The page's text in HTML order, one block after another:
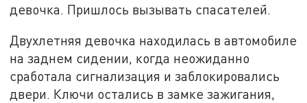
девочка. Пришлось вызывать спасателей.
Двухлетняя девочка находилась в автомобиле
на заднем сидении, когда неожиданно
сработала сигнализация и заблокировались
двери. Ключи остались в замке зажигания,